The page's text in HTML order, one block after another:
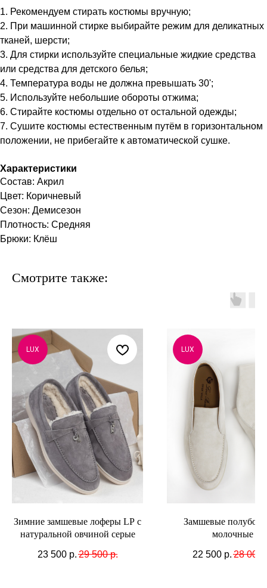
1. Рекомендуем стирать костюмы вручную;
2. При машинной стирке выбирайте режим для деликатных
тканей, шерсти;
3. Для стирки используйте специальные жидкие средства
или средства для детского белья;
4. Температура воды не должна превышать 30';
5. Используйте небольшие обороты отжима;
6. Стирайте костюмы отдельно от остальной одежды;
7. Сушите костюмы естественным путём в горизонтальном
положении, не прибегайте к автоматической сушке.
Характеристики
Состав: Акрил
Цвет: Коричневый
Сезон: Демисезон
Плотность: Средняя
Брюки: Клёш
Смотрите также:
LUX
Зимние замшевые лоферы LP с
натуральной овчиной серые
23 500 р. 29 500 р.
LUX
Замшевые
молочные
22 500 р. 28 000